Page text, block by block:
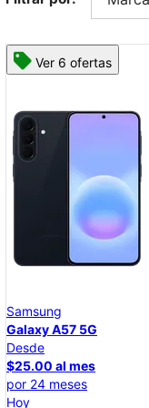
Ver 6 ofertas
Samsung
Galaxy A57 5G
Desde
$25.00 al mes
por 24 meses
Hoy